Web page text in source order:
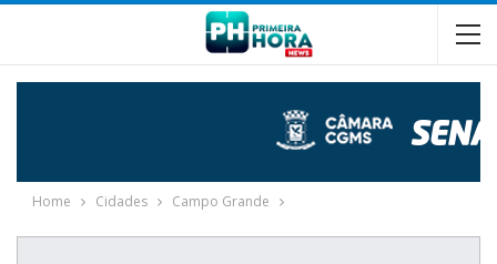
Home Cidades Campo Grande